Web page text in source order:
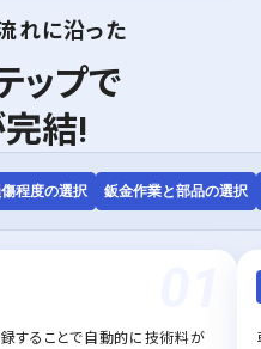
れに沿った
ップで
結!
程度の選択 鈑金作業と部品の選択
することで自動的に技術料が